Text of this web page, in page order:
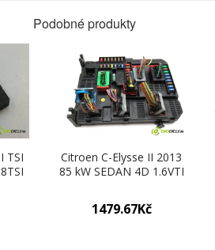
Podobné produkty
TSI
Citroen C-Elysse II 2013
85 kW SEDAN 4D 1.6VTI
komfortu 9678355880
(Moduly komfortu)
1479.67Kč